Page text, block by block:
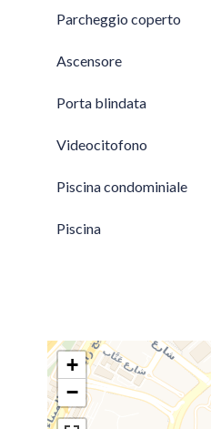
Parcheggio coperto
Ascensore
Porta blindata
Videocitofono
Piscina condominiale
Piscina
+
−